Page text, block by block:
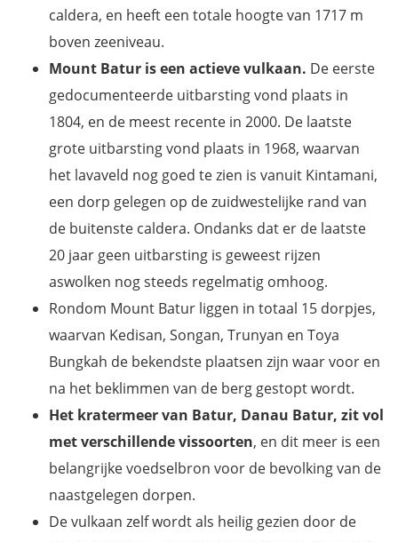
caldera, en heeft een totale hoogte van 1717 m
boven zeeniveau.
Mount Batur is een actieve vulkaan. De eerste
gedocumenteerde uitbarsting vond plaats in
1804, en de meest recente in 2000. De laatste
grote uitbarsting vond plaats in 1968, waarvan
het lavaveld nog goed te zien is vanuit Kintamani,
een dorp gelegen op de zuidwestelijke rand van
de buitenste caldera. Ondanks dat er de laatste
20 jaar geen uitbarsting is geweest rijzen
aswolken nog steeds regelmatig omhoog.
Rondom Mount Batur liggen in totaal 15 dorpjes,
waarvan Kedisan, Songan, Trunyan en Toya
Bungkah de bekendste plaatsen zijn waar voor en
na het beklimmen van de berg gestopt wordt.
Het kratermeer van Batur, Danau Batur, zit vol
met verschillende vissoorten, en dit meer is een
belangrijke voedselbron voor de bevolking van de
naastgelegen dorpen.
De vulkaan zelf wordt als heilig gezien door de